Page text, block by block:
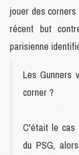
jouer des
récent but
parisienne
Les Gunners
corner ?
C'était le cas
du PSG,